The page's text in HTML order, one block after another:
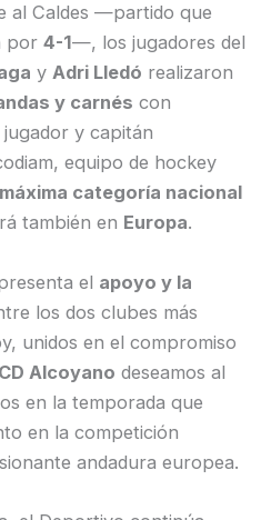
al Caldes —partido que
por 4-1—, los jugadores del
y Adri Lledó realizaron
y carnés con
jugador y capitán
equipo de hockey
máxima categoría nacional
también en Europa.
el apoyo y la
los dos clubes más
unidos en el compromiso
CD Alcoyano deseamos al
en la temporada que
en la competición
andadura europea.